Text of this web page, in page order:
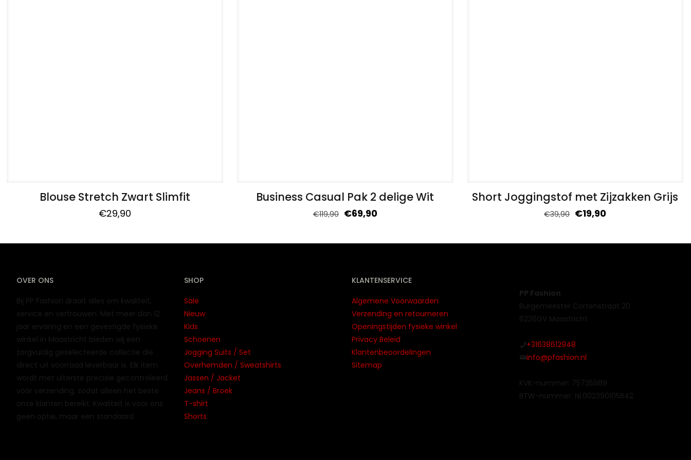
Blouse Stretch Zwart Slimfit
€29,90
Business Casual Pak 2 delige Wit
€119,90 €69,90
Short Joggingstof met Zijzakken Grijs
€39,90 €19,90
OVER ONS
Bij PP Fashion draait alles om kwaliteit,
service en vertrouwen. Met meer dan 12
jaar ervaring en een gevestigde fysieke
winkel in Maastricht bieden wij een
zorgvuldig geselecteerde collectie die
direct uit voorraad leverbaar is. Elk item
wordt met uiterste precisie gecontroleerd
vóór verzending, zodat alleen het beste
onze klanten bereikt. Kwaliteit is voor ons
geen optie, maar een standaard.
SHOP
Sale
Nieuw
Kids
Schoenen
Jogging Suits / Set
Overhemden / Sweatshirts
Jassen / Jacket
Jeans / Broek
T-shirt
Shorts
KLANTENSERVICE
Algemene Voorwaarden
Verzending en retourneren
Openingstijden fysieke winkel
Privacy Beleid
Klantenbeoordelingen
Sitemap
PP Fashion
Burgemeester Cortenstraat 20
6226GV Maastricht
+31638612948
info@pfashion.nl
KVK-nummer: 75735989
BTW-nummer: NL002390105B42